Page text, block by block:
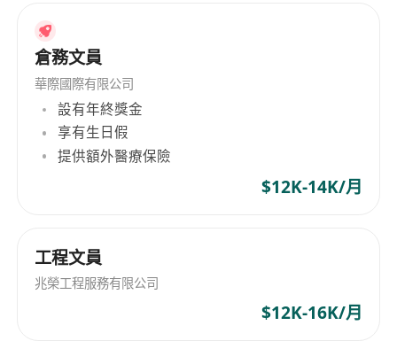
倉務文員
華際國際有限公司
設有年終獎金
享有生日假
提供額外醫療保險
$12K-14K/月
工程文員
兆榮工程服務有限公司
$12K-16K/月